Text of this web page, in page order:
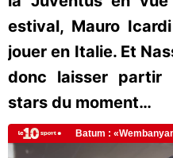
estival, Mauro
jouer en Italie. Et
donc laisser partir
stars du moment…